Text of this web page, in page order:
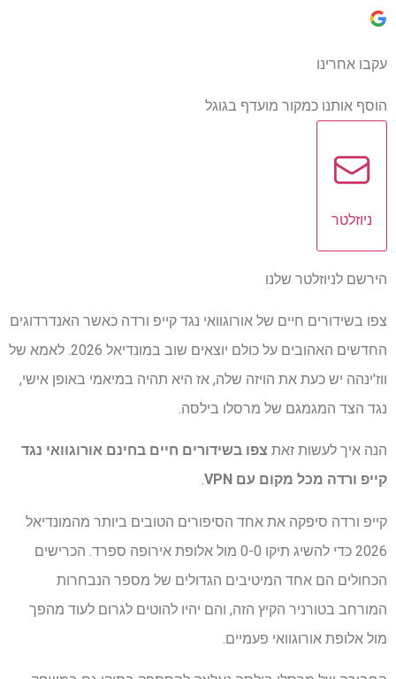
עקבו אחרינו
הוסף אותנו כמקור מועדף בגוגל
ניוזלטר
הירשם לניוזלטר שלנו
צפו בשידורים חיים של אורוגוואי נגד קייפ ורדה כאשר האנדרדוגים
החדשים האהובים על כולם יוצאים שוב במונדיאל 2026. לאמא של
ווז'ינהה יש כעת את הויזה שלה, אז היא תהיה במיאמי באופן אישי,
נגד הצד המגמגם של מרסלו בילסה.
הנה איך לעשות זאת צפו בשידורים חיים בחינם אורוגוואי נגד
קייפ ורדה מכל מקום עם VPN .
קייפ ורדה סיפקה את אחד הסיפורים הטובים ביותר מהמונדיאל
2026 כדי להשיג תיקו 0-0 מול אלופת אירופה ספרד. הכרישים
הכחולים הם אחד המיטיבים הגדולים של מספר הנבחרות
המורחב בטורניר הקיץ הזה, והם יהיו להוטים לגרום לעוד מהפך
מול אלופת אורוגוואי פעמיים.